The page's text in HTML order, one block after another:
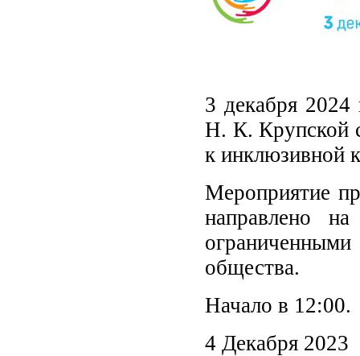
3 декабря 2024
Н. К. Крупской
к инклюзивной
Мероприятие
направлено
общества.
Начало в
4 Декабря 2023